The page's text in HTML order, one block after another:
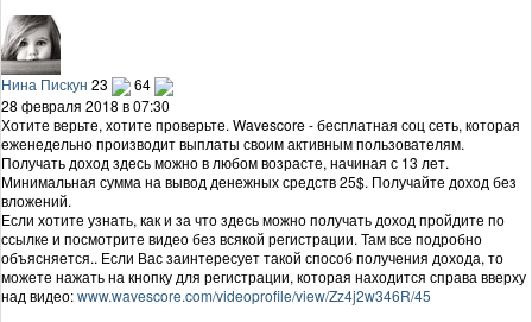
Нина Пискун 23
64
28 февраля 2018 в 07:30
Хотите верьте, хотите проверьте. Wavescore - бесплатная соц сеть, которая
еженедельно производит выплаты своим активным пользователям.
Получать доход здесь можно в любом возрасте, начиная с 13 лет.
Минимальная сумма на вывод денежных средств 25$. Получайте доход без
вложений.
Если хотите узнать, как и за что здесь можно получать доход пройдите по
ссылке и посмотрите видео без всякой регистрации. Там все подробно
объясняется.. Если Вас заинтересует такой способ получения дохода, то
можете нажать на кнопку для регистрации, которая находится справа вверху
над видео:www.wavescore.com/videoprofile/view/Zz4j2w346R/45